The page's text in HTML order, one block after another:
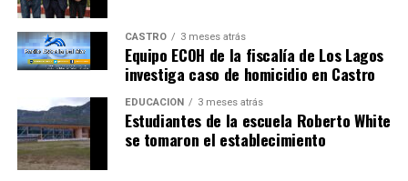
CASTRO 3 meses atrás
Equipo ECOH de la fiscalía de Los Lagos
investiga caso de homicidio en Castro
EDUCACIÓN 3 meses atrás
Estudiantes de la escuela Roberto White
se tomaron el establecimiento